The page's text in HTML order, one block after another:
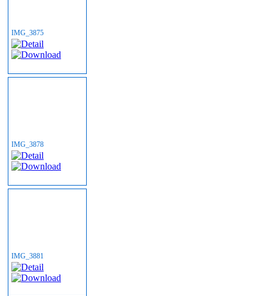
IMG_3875
IMG_3878
IMG_3881